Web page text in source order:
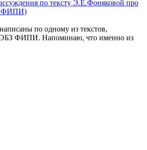
по тексту Э.Е.Фоняковой про
ФИПИ)
по одному из текстов,
ФИПИ. Напоминаю, что именно из